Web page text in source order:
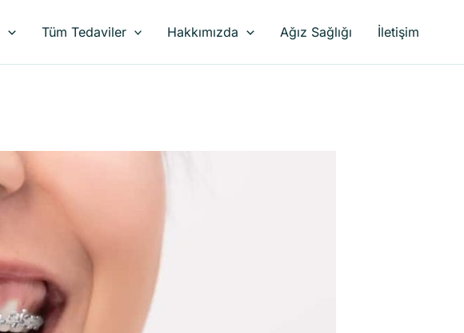
Tüm Tedaviler Hakkımızda Ağız Sağlığı İletişim